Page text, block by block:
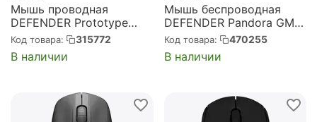
Мышь проводная
DEFENDER Prototype
GM-670L USB, 2400 dpi,
оптическая, чёрная,
рисунок (52670)
Код товара: 315772
В наличии
Мышь беспроводная
DEFENDER Pandora GM-
502 Pink радиоканал,
USB, 3200 dpi,
оптическая, розовая
Код товара: 470255
В наличии